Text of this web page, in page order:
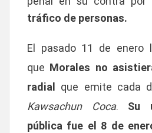
tráfico de personas.
El pasado 11 de enero
que Morales no
radial que emite cada
Kawsachun Coca.
Su
pública fue el 8 de